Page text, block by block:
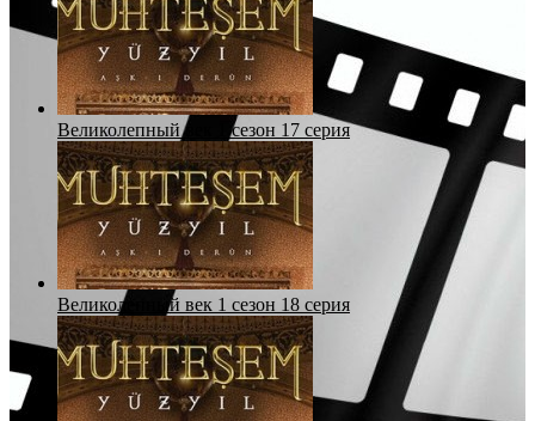
Великолепный век 1 сезон 17 серия
Великолепный век 1 сезон 18 серия